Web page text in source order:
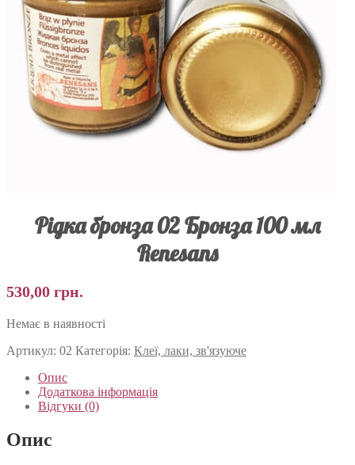
Рідка бронза 02 Бронза 100 мл
Renesans
530,00 грн.
Немає в наявності
Артикул: 02 Категорія: Клеї, лаки, зв'язуюче
Опис
Додаткова інформація
Відгуки (0)
Опис